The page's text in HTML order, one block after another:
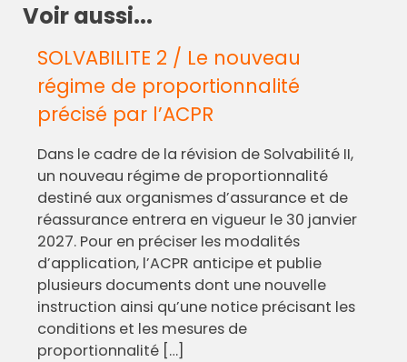
Voir aussi...
SOLVABILITE 2 / Le nouveau
régime de proportionnalité
précisé par l’ACPR
Dans le cadre de la révision de Solvabilité II,
un nouveau régime de proportionnalité
destiné aux organismes d’assurance et de
réassurance entrera en vigueur le 30 janvier
2027. Pour en préciser les modalités
d’application, l’ACPR anticipe et publie
plusieurs documents dont une nouvelle
instruction ainsi qu’une notice précisant les
conditions et les mesures de
proportionnalité […]